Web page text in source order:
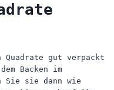
Quadrate gut verpackt
Backen im
Sie sie dann wie